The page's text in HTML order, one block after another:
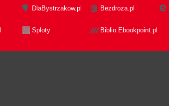
DlaBystrzakow.pl Bezdroza.pl
Sploty Biblio.Ebookpoint.pl